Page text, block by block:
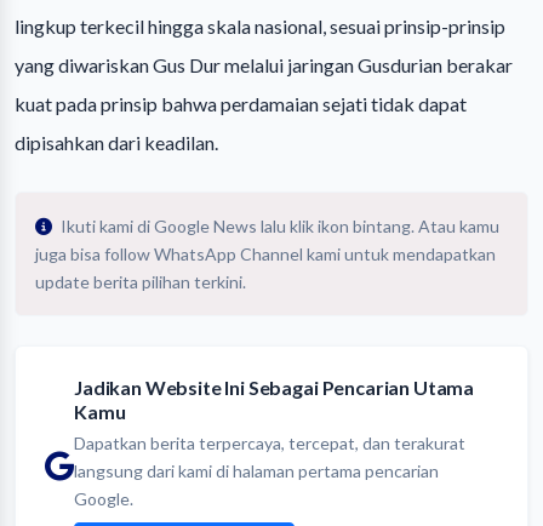
lingkup terkecil hingga skala nasional, sesuai prinsip-prinsip
yang diwariskan Gus Dur melalui jaringan Gusdurian berakar
kuat pada prinsip bahwa perdamaian sejati tidak dapat
dipisahkan dari keadilan.
Ikuti kami di Google News lalu klik ikon bintang. Atau kamu
juga bisa follow WhatsApp Channel kami untuk mendapatkan
update berita pilihan terkini.
Jadikan Website Ini Sebagai Pencarian Utama
Kamu
Dapatkan berita terpercaya, tercepat, dan terakurat
langsung dari kami di halaman pertama pencarian
Google.